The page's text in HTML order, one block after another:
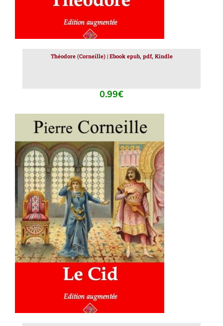
Théodore (Corneille) | Ebook epub, pdf, Kindle
0.99€
AJOUTER AU PANIER / DÉTAILS